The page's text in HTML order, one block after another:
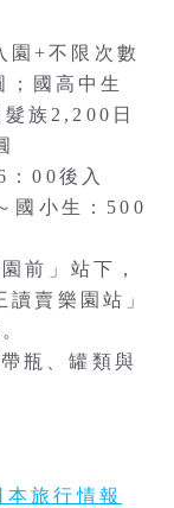
園+不限次數
國高中生
族2,200日
00後入
國小生：500
前」站下，
賣樂園站」
瓶、罐類與
本旅行情報